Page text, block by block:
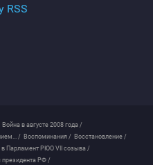
RSS
Война в августе 2008 года /
/ Воспоминания / Восстановление /
Парламент РЮО VII созыва /
РФ /